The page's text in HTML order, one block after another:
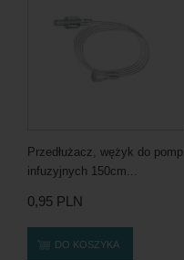
Przedłużacz, wężyk do pomp
infuzyjnych 150cm...
0,95 PLN
DO KOSZYKA